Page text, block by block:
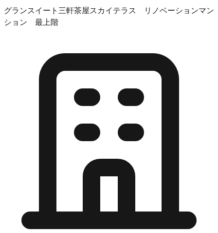
グランスイート三軒茶屋スカイテラス リノベーションマン
ション 最上階